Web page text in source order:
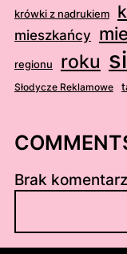
krówki z nadrukiem
mieszkańcy
regionu roku
Słodycze Reklamowe
Brak
u